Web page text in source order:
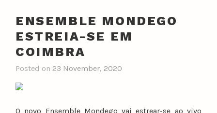
ENSEMBLE MONDEGO
ESTREIA-SE EM
COIMBRA
Posted on 23 November, 2020
O novo Ensemble Mondego vai estrear-se ao vivo